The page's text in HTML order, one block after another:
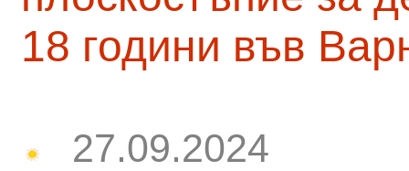
18 години във
27.09.2024